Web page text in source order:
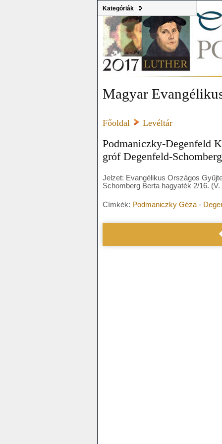
Kategóriák
Magyar
Főoldal Levéltár
Podmaniczky-Degenfeld
gróf Degenfeld-
Jelzet: Evangélikus Országos
Schomberg Berta hagyaték 2/16. (V.
Címkék: Podmaniczky Géza -